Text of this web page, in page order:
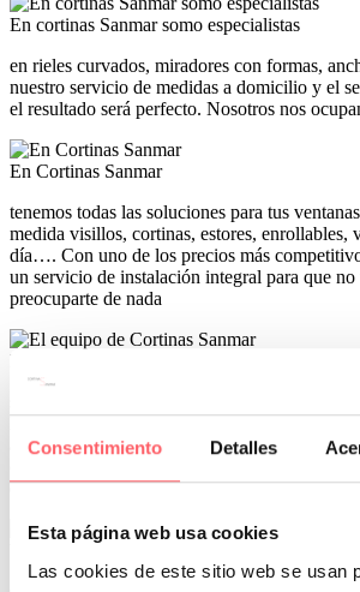
Consentimiento Detalles
Esta página web usa cookies
Las cookies de este sitio web se usan
En cortinas Sanmar somo especialistas
en rieles curvados, miradores con formas,
nuestro servicio de medidas a domicilio y el
el resultado será perfecto. Nosotros nos
En Cortinas Sanmar
tenemos todas las soluciones para tus
medida visillos, cortinas, estores, enrollables,
día…. Con uno de los precios más
un servicio de instalación integral para que no
preocuparte de nada
El equipo de Cortinas Sanmar
se ocupa de todo el proceso para vestir todas
asesoramiento personalizado de las diferentes
de Madrid